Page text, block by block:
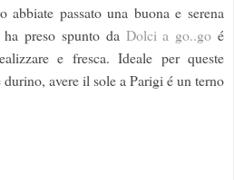
abbiate passato una buona e serena
preso spunto da Dolci a go..go é
e fresca. Ideale per queste
avere il sole a Parigi é un terno